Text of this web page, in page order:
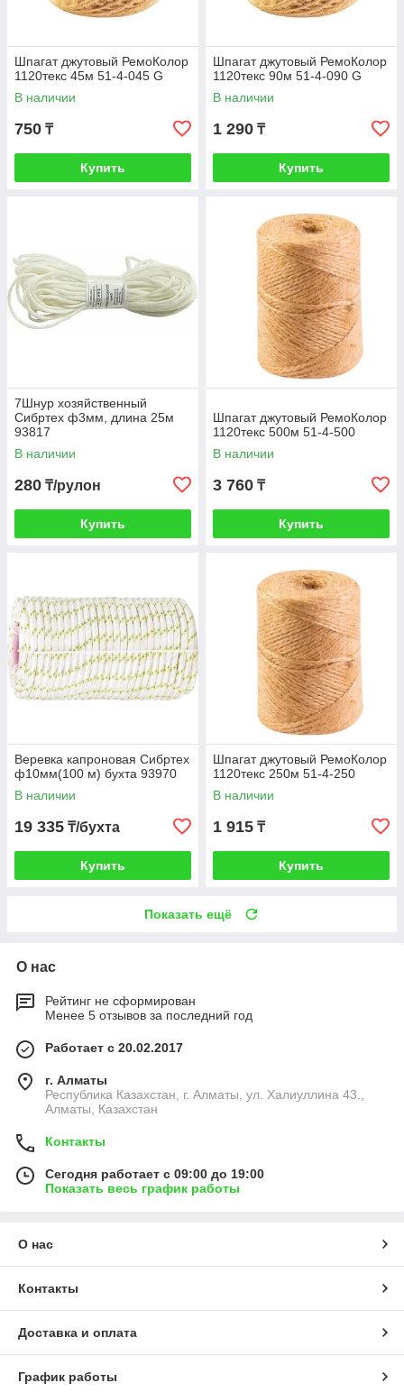
Шпагат джутовый РемоКолор
1120текс 45м 51-4-045 G
В наличии
750 ₸
Купить
Шпагат джутовый РемоКолор
1120текс 90м 51-4-090 G
В наличии
1 290 ₸
Купить
7Шнур хозяйственный
Сибртех ф3мм, длина 25м
93817
В наличии
280 ₸/рулон
Купить
Шпагат джутовый РемоКолор
1120текс 500м 51-4-500
В наличии
3 760 ₸
Купить
Веревка капроновая Сибртех
ф10мм(100 м) бухта 93970
В наличии
19 335 ₸/бухта
Купить
Шпагат джутовый РемоКолор
1120текс 250м 51-4-250
В наличии
1 915 ₸
Купить
Показать ещё
О нас
Рейтинг не сформирован
Менее 5 отзывов за последний год
Работает с 20.02.2017
г. Алматы
Республика Казахстан, г. Алматы, ул. Халиуллина 43.,
Алматы, Казахстан
Контакты
Сегодня работает с 09:00 до 19:00
Показать весь график работы
О нас
Контакты
Доставка и оплата
График работы